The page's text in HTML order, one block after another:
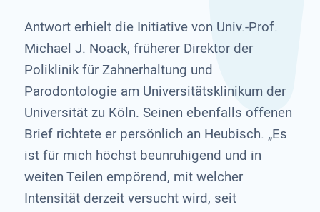
Antwort erhielt die Initiative von Univ.-Prof.
Michael J. Noack, früherer Direktor der
Poliklinik für Zahnerhaltung und
Parodontologie am Universitätsklinikum der
Universität zu Köln. Seinen ebenfalls offenen
Brief richtete er persönlich an Heubisch. „Es
ist für mich höchst beunruhigend und in
weiten Teilen empörend, mit welcher
Intensität derzeit versucht wird, seit